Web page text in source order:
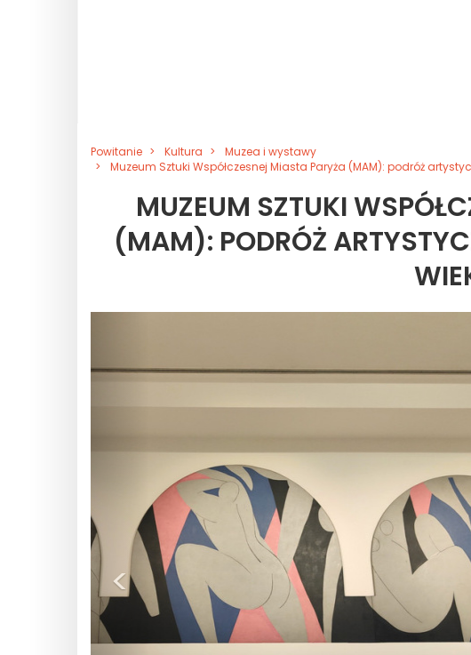
Powitanie Kultura
Muzea i wystawy
Muzeum Sztuki Współczesnej Miasta Paryża (MAM): podróż
MUZEUM SZTUKI
(MAM): PODRÓŻ
<